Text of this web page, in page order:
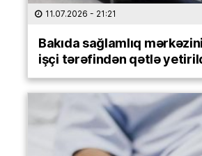
11.07.2026 - 21:21
Bakıda sağlamlıq
işçi tərəfindən qətlə